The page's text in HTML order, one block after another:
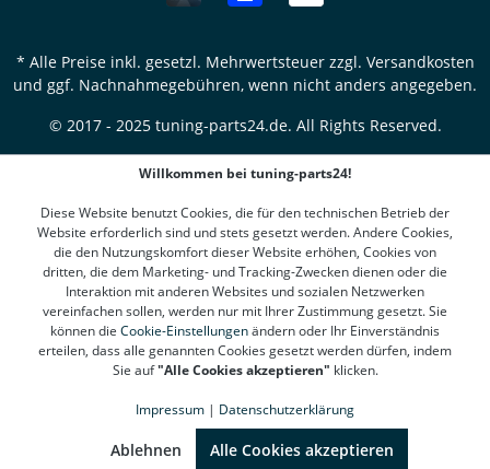
* Alle Preise inkl. gesetzl. Mehrwertsteuer zzgl. Versandkosten
und ggf. Nachnahmegebühren, wenn nicht anders angegeben.
© 2017 - 2025 tuning-parts24.de. All Rights Reserved.
Willkommen bei tuning-parts24!
Diese Website benutzt Cookies, die für den technischen Betrieb der
Website erforderlich sind und stets gesetzt werden. Andere Cookies,
die den Nutzungskomfort dieser Website erhöhen, Cookies von
dritten, die dem Marketing- und Tracking-Zwecken dienen oder die
Interaktion mit anderen Websites und sozialen Netzwerken
vereinfachen sollen, werden nur mit Ihrer Zustimmung gesetzt. Sie
können die Cookie-Einstellungenändern oder Ihr Einverständnis
erteilen, dass alle genannten Cookies gesetzt werden dürfen, indem
Sie auf"Alle Cookies akzeptieren" klicken.
Impressum | Datenschutzerklärung
Ablehnen Alle Cookies akzeptieren
(4.78 / 5)
1312
Bewertungen bei: google.de, shopvote.de ⓘ
Informationen zur Echtheit der Bewertungen